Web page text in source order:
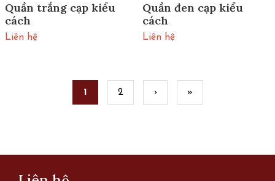
Quần trắng cạp kiểu
cách
Liên hệ
Quần đen cạp kiểu
cách
Liên hệ
1 2 › »